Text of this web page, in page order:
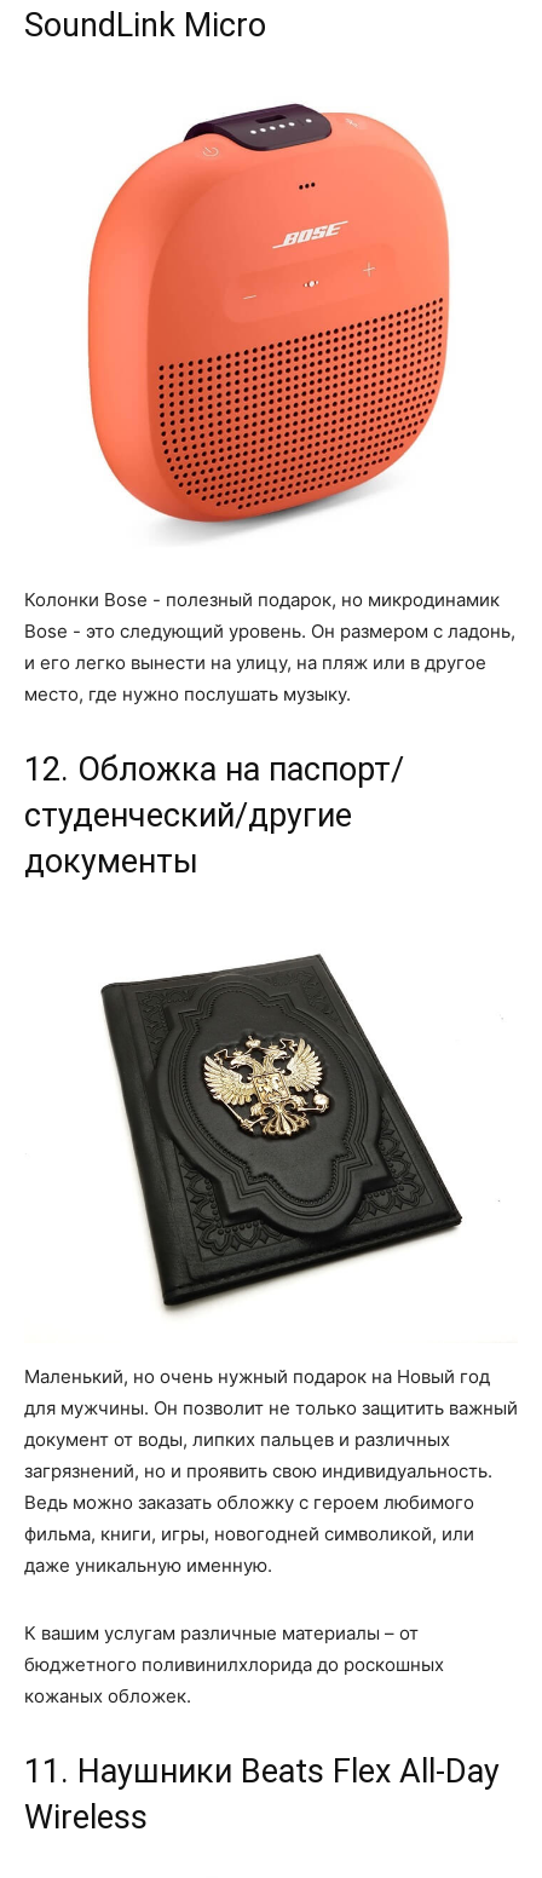
SoundLink Micro
Колонки Bose - полезный подарок, но микродинамик
Bose - это следующий уровень. Он размером с ладонь,
и его легко вынести на улицу, на пляж или в другое
место, где нужно послушать музыку.
12. Обложка на паспорт/
студенческий/другие
документы
Маленький, но очень нужный подарок на Новый год
для мужчины. Он позволит не только защитить важный
документ от воды, липких пальцев и различных
загрязнений, но и проявить свою индивидуальность.
Ведь можно заказать обложку с героем любимого
фильма, книги, игры, новогодней символикой, или
даже уникальную именную.
К вашим услугам различные материалы – от
бюджетного поливинилхлорида до роскошных
кожаных обложек.
11. Наушники Beats Flex All-Day
Wireless